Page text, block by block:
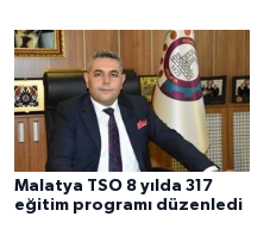
Malatya TSO 8 yılda 317
eğitim programı düzenledi